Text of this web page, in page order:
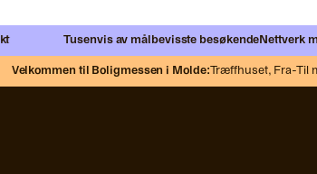
Tusenvis av målbevisste besøkendeNettverk
Velkommen til Boligmessen i Molde:Træffhuset,Fra-Til